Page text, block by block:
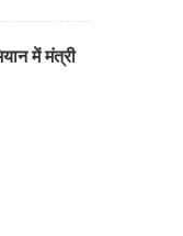
में मंत्री